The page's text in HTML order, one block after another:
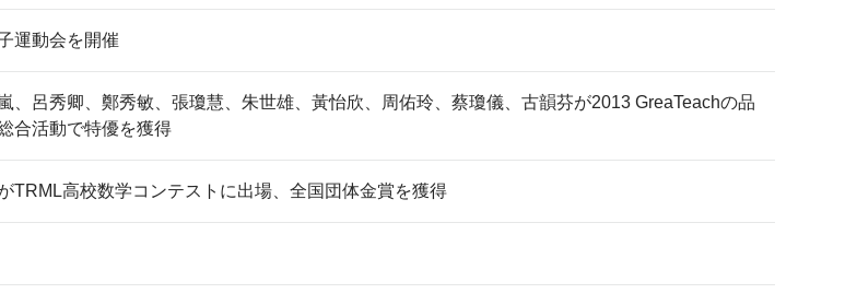
運動会を開催
、呂秀卿、鄭秀敏、張瓊慧、朱世雄、黃怡欣、周佑玲、蔡瓊儀、古韻芬が2013 GreaTeachの品
合活動で特優を獲得
TRML高校数学コンテストに出場、全国団体金賞を獲得